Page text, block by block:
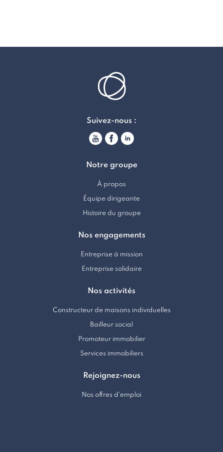
Suivez-nous :
Notre groupe
À propos
Équipe dirigeante
Histoire du groupe
Nos engagements
Entreprise à mission
Entreprise solidaire
Nos activités
Constructeur de maisons individuelles
Bailleur social
Promoteur immobilier
Services immobiliers
Rejoignez-nous
Nos offres d'emploi